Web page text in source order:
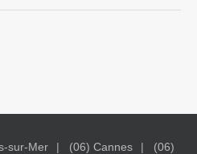
sur-Mer (06) Cannes
(06)